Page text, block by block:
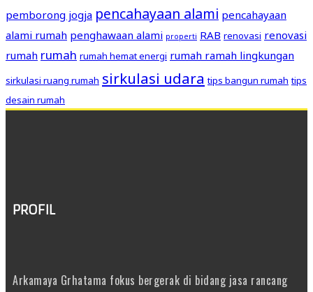
pemborong jogja pencahayaan alami pencahayaan
alami rumah penghawaan alami properti RAB renovasi renovasi
rumah rumah rumah hemat energi rumah ramah lingkungan
sirkulasi ruang rumah sirkulasi udara tips bangun rumah tips
desain rumah
PROFIL
Arkamaya Grhatama fokus bergerak di bidang jasa rancang